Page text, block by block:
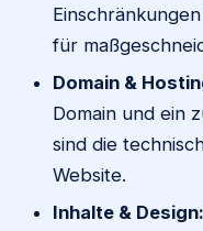
für
Domain &
Domain und ein
sind die
Website.
Inhalte & Design: